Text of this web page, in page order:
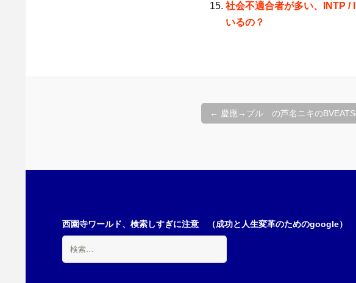
社会不適合者が多い、INTP /
いるの？
← 慶應→プル の芦名ニキのBVEATS
西園寺ワールド、検索しすぎに注意 （成功と人生変革のためのgoogle）
索: